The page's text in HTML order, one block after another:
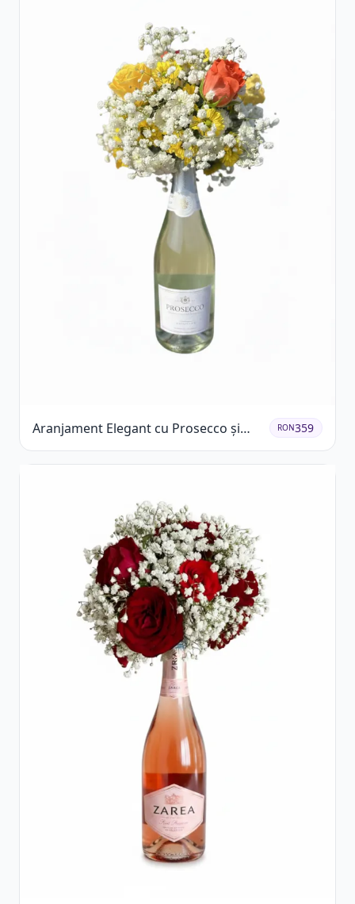
Aranjament Elegant cu Prosecco și
Flori Galbene.
RON359